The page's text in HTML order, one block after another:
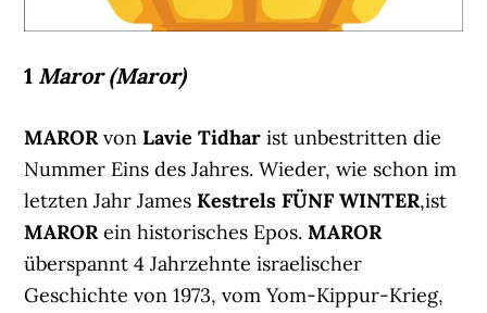
1 Maror (Maror)
MARORvonLavie Tidharist unbestritten die
Nummer Eins des Jahres. Wieder, wie schon im
letzten Jahr JamesKestrels FÜNF WINTER,ist
MARORein historisches Epos.MAROR
überspannt 4 Jahrzehnte israelischer
Geschichte von 1973, vom Yom-Kippur-Krieg,